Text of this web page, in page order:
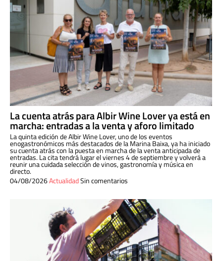
La cuenta atrás para Albir Wine Lover ya está en
marcha: entradas a la venta y aforo limitado
La quinta edición de Albir Wine Lover, uno de los eventos
enogastronómicos más destacados de la Marina Baixa, ya ha iniciado
su cuenta atrás con la puesta en marcha de la venta anticipada de
entradas. La cita tendrá lugar el viernes 4 de septiembre y volverá a
reunir una cuidada selección de vinos, gastronomía y música en
directo.
04/08/2026ActualidadSin comentarios